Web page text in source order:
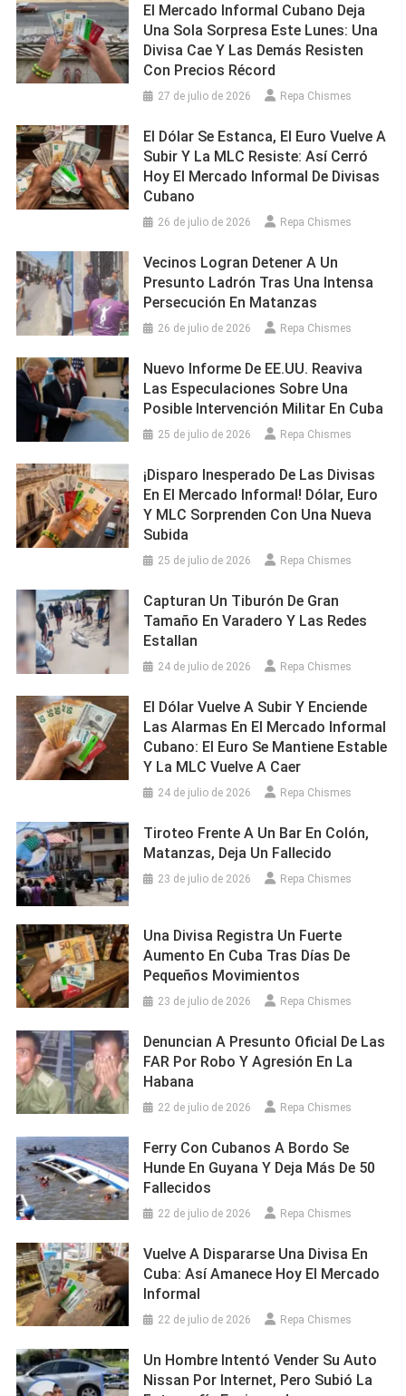
El Mercado Informal Cubano Deja
Una Sola Sorpresa Este Lunes: Una
Divisa Cae Y Las Demás Resisten
Con Precios Récord
27 de julio de 2026 Repa Chismes
El Dólar Se Estanca, El Euro Vuelve A
Subir Y La MLC Resiste: Así Cerró
Hoy El Mercado Informal De Divisas
Cubano
26 de julio de 2026 Repa Chismes
Vecinos Logran Detener A Un
Presunto Ladrón Tras Una Intensa
Persecución En Matanzas
26 de julio de 2026 Repa Chismes
Nuevo Informe De EE.UU. Reaviva
Las Especulaciones Sobre Una
Posible Intervención Militar En Cuba
25 de julio de 2026 Repa Chismes
¡Disparo Inesperado De Las Divisas
En El Mercado Informal! Dólar, Euro
Y MLC Sorprenden Con Una Nueva
Subida
25 de julio de 2026 Repa Chismes
Capturan Un Tiburón De Gran
Tamaño En Varadero Y Las Redes
Estallan
24 de julio de 2026 Repa Chismes
El Dólar Vuelve A Subir Y Enciende
Las Alarmas En El Mercado Informal
Cubano: El Euro Se Mantiene Estable
Y La MLC Vuelve A Caer
24 de julio de 2026 Repa Chismes
Tiroteo Frente A Un Bar En Colón,
Matanzas, Deja Un Fallecido
23 de julio de 2026 Repa Chismes
Una Divisa Registra Un Fuerte
Aumento En Cuba Tras Días De
Pequeños Movimientos
23 de julio de 2026 Repa Chismes
Denuncian A Presunto Oficial De Las
FAR Por Robo Y Agresión En La
Habana
22 de julio de 2026 Repa Chismes
Ferry Con Cubanos A Bordo Se
Hunde En Guyana Y Deja Más De 50
Fallecidos
22 de julio de 2026 Repa Chismes
Vuelve A Dispararse Una Divisa En
Cuba: Así Amanece Hoy El Mercado
Informal
22 de julio de 2026 Repa Chismes
Un Hombre Intentó Vender Su Auto
Nissan Por Internet, Pero Subió La